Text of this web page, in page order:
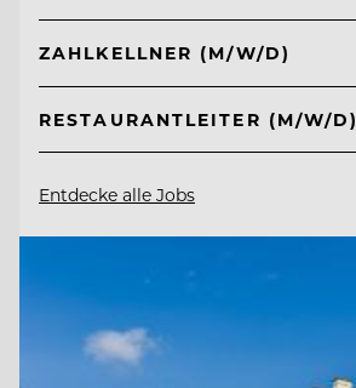
ZAHLKELLNER (M/W/D)
RESTAURANTLEITER (M/W/D)
Entdecke alle Jobs